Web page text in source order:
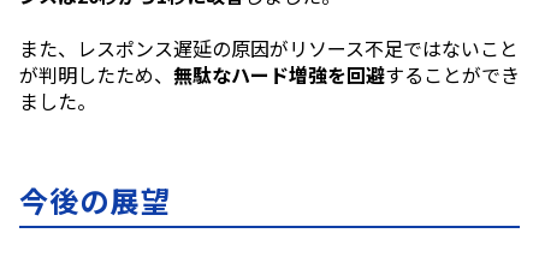
また、レスポンス遅延の原因がリソース不足ではないこと
が判明したため、 無駄なハード増強を回避することができ
ました。
今後の展望